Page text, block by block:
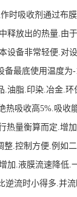
时吸收剂通过布
放出的热量.由
设备非常轻便.对
最底使用温度
油脂.印染.冶金.
吸收高5%.吸
热量衡算而定.增
.控制方便.例如
.液膜流速降低.
流时小得多.并